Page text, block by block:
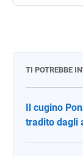
TI POTREBBE
Il cugino
tradito dagli